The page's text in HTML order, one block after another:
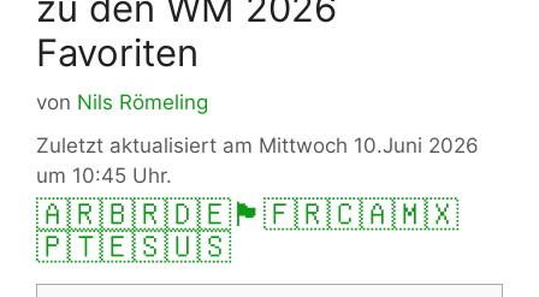
Favoriten
von Nils Römeling
Zuletzt aktualisiert am Mittwoch 10.Juni 2026
um 10:45 Uhr.
🇦🇷🇧🇷🇩🇪🏴󠁧󠁢󠁥󠁮󠁧󠁿🇫🇷🇨🇦🇲🇽
🇵🇹🇪🇸🇺🇸